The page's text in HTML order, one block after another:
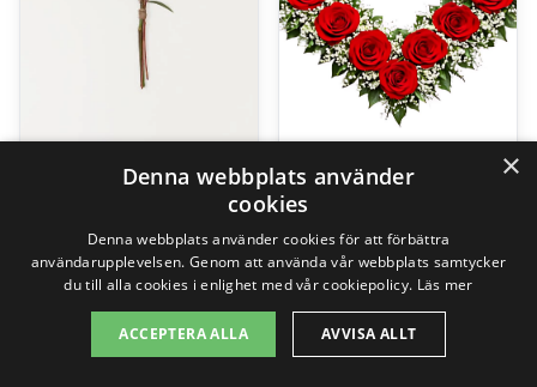
Saknad, handbukett
Gå till butik Gå till butik
×
Denna webbplats använder
cookies
Denna webbplats använder cookies för att förbättra
användarupplevelsen. Genom att använda vår webbplats samtycker
du till alla cookies i enlighet med vår cookiepolicy. Läs mer
ACCEPTERA ALLA AVVISA ALLT